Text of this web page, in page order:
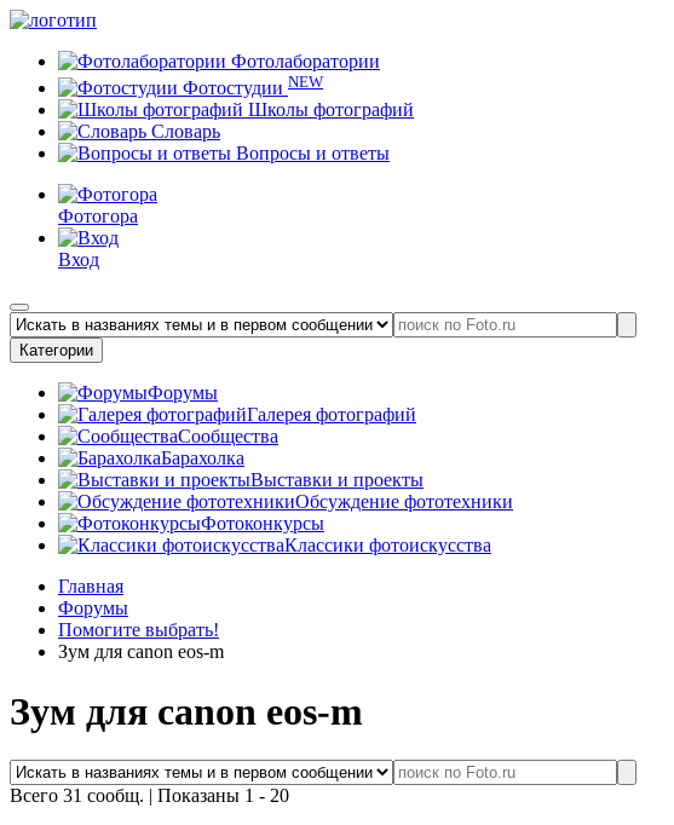
Фотолаборатории
Фотостудии NEW
Школы фотографий
Словарь
Вопросы и ответы
Фотогора
Вход
Категории
Форумы
Галерея фотографий
Сообщества
Барахолка
Выставки и проекты
Обсуждение фототехники
Фотоконкурсы
Классики фотоискусства
Главная
Форумы
Помогите выбрать!
Зум для canon eos-m
Зум для canon eos-m
Всего 31 сообщ. | Показаны 1 - 20